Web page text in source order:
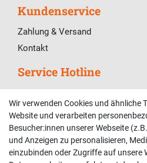
Kundenservice
Zahlung & Versand
Kontakt
Service Hotline
Telefonische Unterstützung und
02381 9878909
Mo-Fr, 9:00 - 18:00 Uhr
Sa, 9:00 - 13:00 Uhr
Wir verwenden Cookies und ähnliche
Website und verarbeiten
Besucher:innen unserer Webseite
und Anzeigen zu personalisieren,
einzubinden oder Zugriffe auf unsere